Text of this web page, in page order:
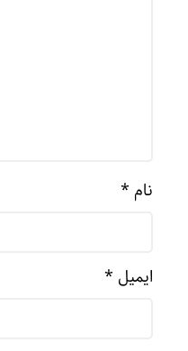
نام *
ایمیل *